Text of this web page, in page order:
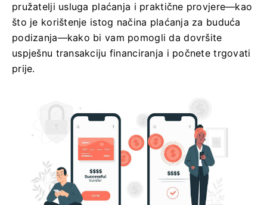
pružatelji usluga plaćanja i praktične provjere—kao
što je korištenje istog načina plaćanja za buduća
podizanja—kako bi vam pomogli da dovršite
uspješnu transakciju financiranja i počnete trgovati
prije.